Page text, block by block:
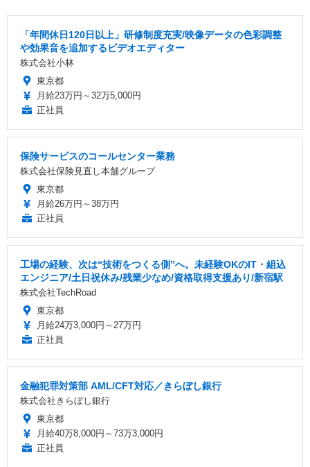
「年間休日120日以上」研修制度充実/映像データの色彩調整
や効果音を追加するビデオエディター
株式会社小林
東京都
月給23万円～32万5,000円
正社員
保険サービスのコールセンター業務
株式会社保険見直し本舗グループ
東京都
月給26万円～38万円
正社員
工場の経験、次は“技術をつくる側”へ。未経験OKのIT・組込
エンジニア/土日祝休み/残業少なめ/資格取得支援あり/新宿駅
株式会社TechRoad
東京都
月給24万3,000円～27万円
正社員
金融犯罪対策部 AML/CFT対応／きらぼし銀行
株式会社きらぼし銀行
東京都
月給40万8,000円～73万3,000円
正社員